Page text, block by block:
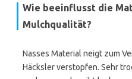
Wie beeinflusst die
Mulchqualität?
Nasses Material neigt zum
Häcksler verstopfen. Sehr